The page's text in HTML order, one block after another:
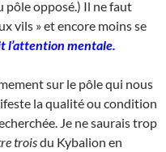
pôle opposé.) Il ne faut
vils » et encore moins se
l’attention mentale.
sur le pôle qui nous
la qualité ou condition
Je ne saurais trop
troisdu Kybalion en